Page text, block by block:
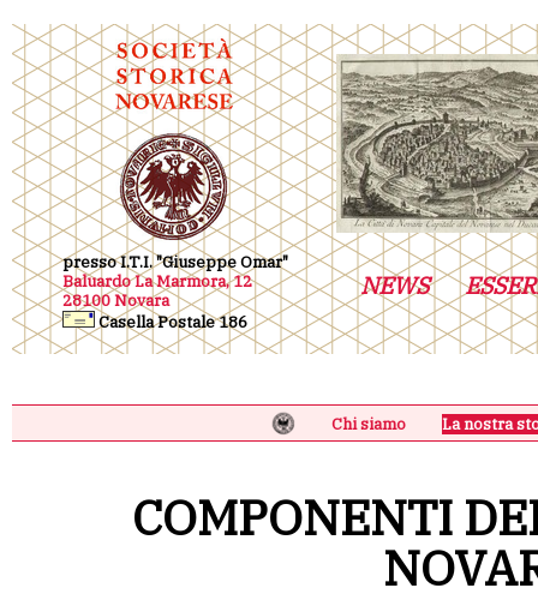
presso I.T.I. "Giuseppe Omar"
Baluardo La Marmora, 12
28100 Novara
Casella Postale 186
NEWS
Chi siamo La nostra
COMPONENTI